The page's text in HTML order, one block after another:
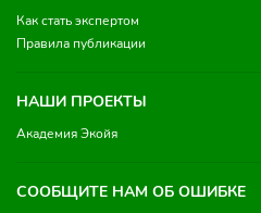
Как стать экспертом
Правила публикации
НАШИ ПРОЕКТЫ
Академия Экойя
СООБЩИТЕ НАМ ОБ ОШИБКЕ